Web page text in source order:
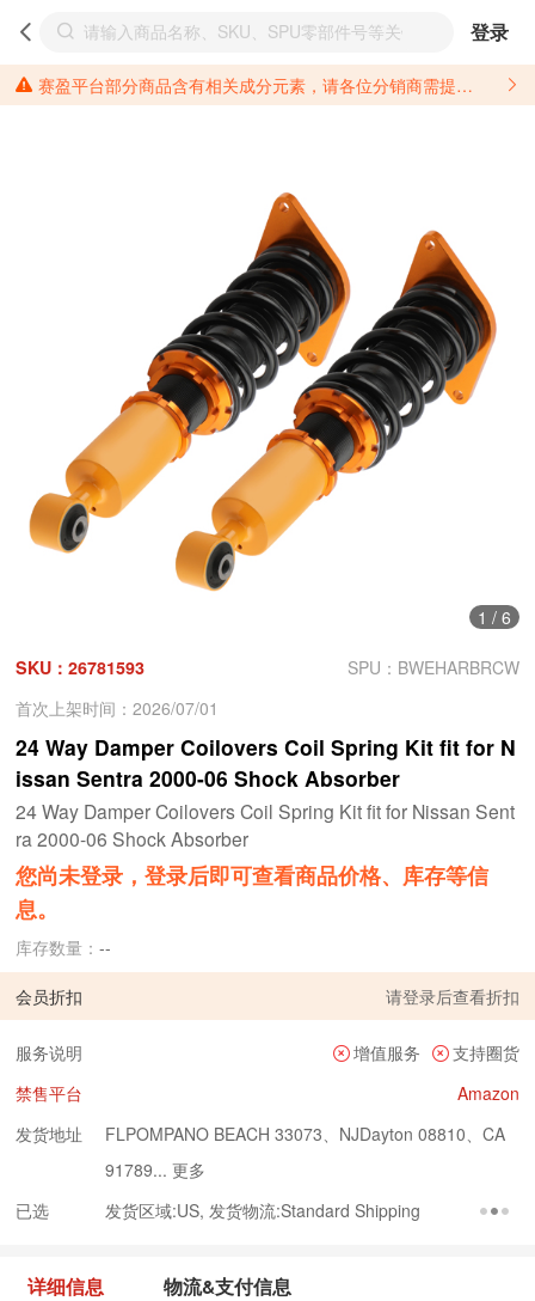
登录
赛盈平台部分商品含有相关成分元素，请各位分销商需提前了解产品材质情况，并针对其做好相关的风险把控，以免造成不必要的损失。 *美国加州65法案进一步规定了对于仅包含致癌物质，仅包含致生殖毒性物质，同时包含致癌物质和致生殖毒性物质，亦或是包含某一物质即为致癌物质又为致生殖毒性物质的产品的警示标语要求。 *新法案提供的警示标语修订并不是强制实施的，其只是避免昂贵诉讼的一种有效的方法。只要企业在保证其使用的另外的警示标语是“清晰和合理”并符合加州65法案要求的，那也是可以被接受的。*请充分了解第三方销售平台对商品上架规要求，并根据对应平台规则调整相关商品信息后进行上架，以免造成您不必要损失。 汽配产品上架注意事项： 不同第三方平台对于适配车型等信息的填写要求各有不同。例如：亚马逊明确禁止在产品标题、卖点和描述中直接使用适配车型的年份、品牌和型号信息；请您仔细研究并熟悉所销售平台关于汽配产品上架销售的具体规则，如果因上架的汽配产品信息填写不符合所销售平台要求，产生违规/侵权等问题所造成的损失需您自行承担。
1 / 6
SKU：26781593
SPU：BWEHARBRCW
首次上架时间：2026/07/01
24 Way Damper Coilovers Coil Spring Kit fit for N
issan Sentra 2000-06 Shock Absorber
24 Way Damper Coilovers Coil Spring Kit fit for Nissan Sent
ra 2000-06 Shock Absorber
您尚未登录，登录后即可查看商品价格、库存等信
息。
库存数量：--
会员折扣 请登录后查看折扣
服务说明 增值服务
支持圈货
禁售平台
Amazon
发货地址
FLPOMPANO BEACH 33073、NJDayton 08810、CA
91789... 更多
已选
发货区域:US, 发货物流:Standard Shipping
详细信息 物流&支付信息